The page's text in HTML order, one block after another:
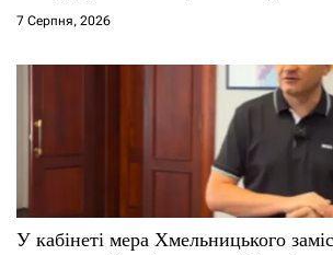
7 Серпня, 2026
У кабінеті мера Хмельницького